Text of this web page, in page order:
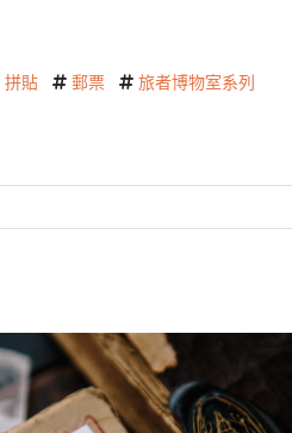
拼貼 郵票 旅者博物室系列